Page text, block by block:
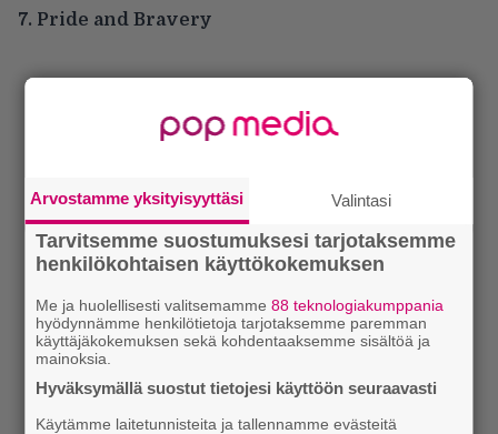
7. Pride and Bravery
Arvostamme yksityisyyttäsi Valintasi
Tarvitsemme suostumuksesi tarjotaksemme
henkilökohtaisen käyttökokemuksen
Me ja huolellisesti valitsemamme88 teknologiakumppania
hyödynnämme henkilötietoja tarjotaksemme paremman
käyttäjäkokemuksen sekä kohdentaaksemme sisältöä ja
mainoksia.
Hyväksymällä suostut tietojesi käyttöön seuraavasti
Käytämme laitetunnisteita ja tallennamme evästeitä